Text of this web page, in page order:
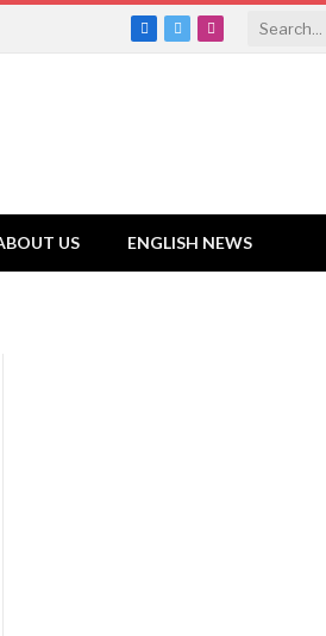
Facebook
TwitterInstagram
US ENGLISH NEWS